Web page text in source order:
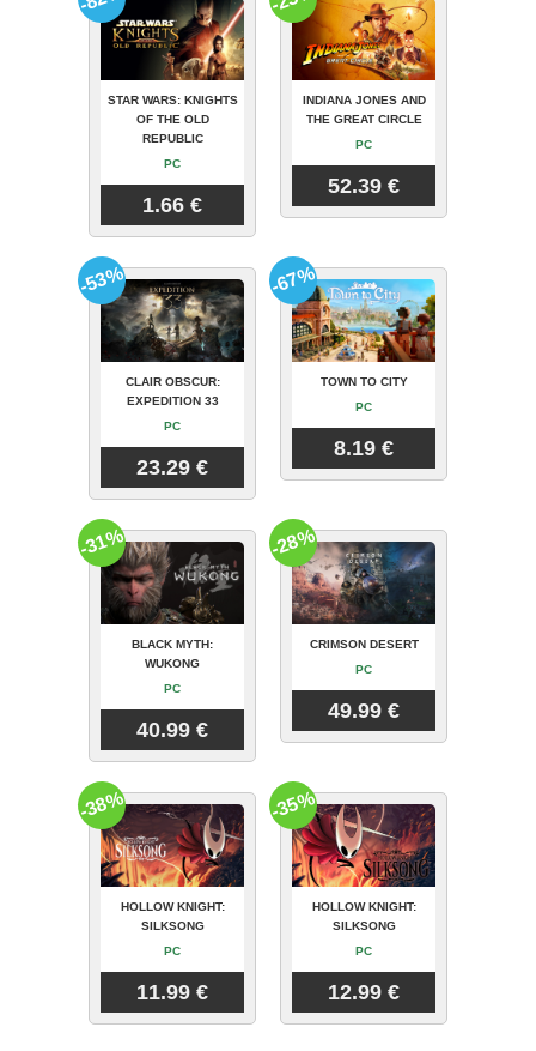
STAR WARS: KNIGHTS
OF THE OLD
REPUBLIC
PC
1.66 €
INDIANA JONES AND
THE GREAT CIRCLE
PC
52.39 €
CLAIR OBSCUR:
EXPEDITION 33
PC
23.29 €
-53%
TOWN TO CITY
PC
8.19 €
-67%
BLACK MYTH:
WUKONG
PC
40.99 €
-31%
CRIMSON DESERT
PC
49.99 €
-28%
HOLLOW KNIGHT:
SILKSONG
PC
11.99 €
-38%
HOLLOW KNIGHT:
SILKSONG
PC
12.99 €
-35%